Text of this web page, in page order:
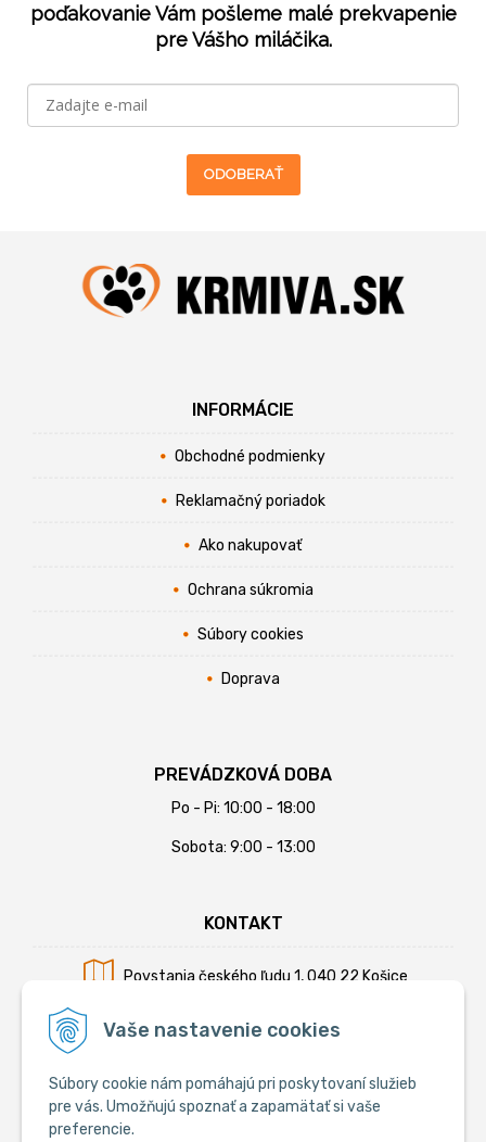
Vaše nastavenie cookies
Súbory cookie nám pomáhajú pri poskytovaní služieb
pre vás. Umožňujú spoznať a zapamätať si vaše
preferencie.
poďakovanie Vám pošleme malé prekvapenie
pre Vášho miláčika.
ODOBERAŤ
INFORMÁCIE
Obchodné podmienky
Reklamačný poriadok
Ako nakupovať
Ochrana súkromia
Súbory cookies
Doprava
PREVÁDZKOVÁ DOBA
Po - Pi: 10:00 - 18:00
Sobota: 9:00 - 13:00
KONTAKT
Povstania českého ľudu 1, 040 22 Košice
Mobil:+421 902 794 355
E-mail:info@krmiva.sk